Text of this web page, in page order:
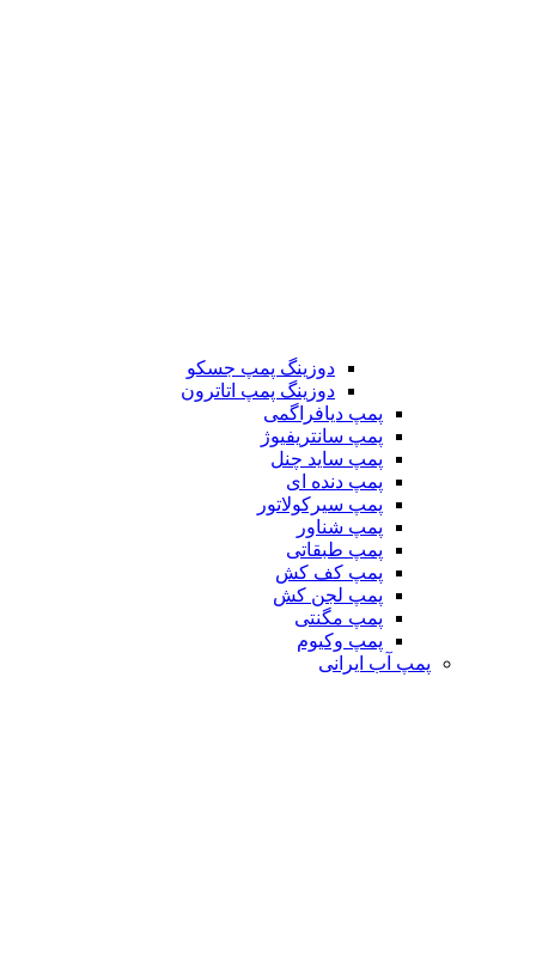
دوزینگ پمپ جسکو
دوزینگ پمپ اتاترون
پمپ دیافراگمی
پمپ سانتریفیوژ
پمپ ساید چنل
پمپ دنده ای
پمپ سیرکولاتور
پمپ شناور
پمپ طبقاتی
پمپ کف کش
پمپ لجن کش
پمپ مگنتی
پمپ وکیوم
پمپ آب ایرانی